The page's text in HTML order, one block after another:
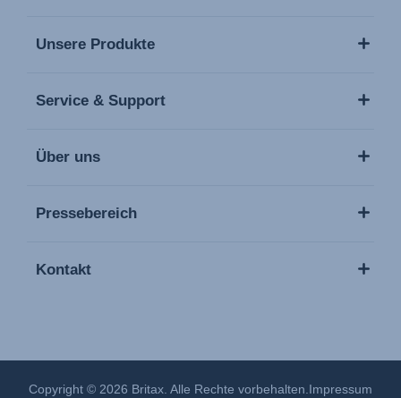
Unsere Produkte
Service & Support
Über uns
Pressebereich
Kontakt
Copyright © 2026 Britax. Alle Rechte vorbehalten. Impressum